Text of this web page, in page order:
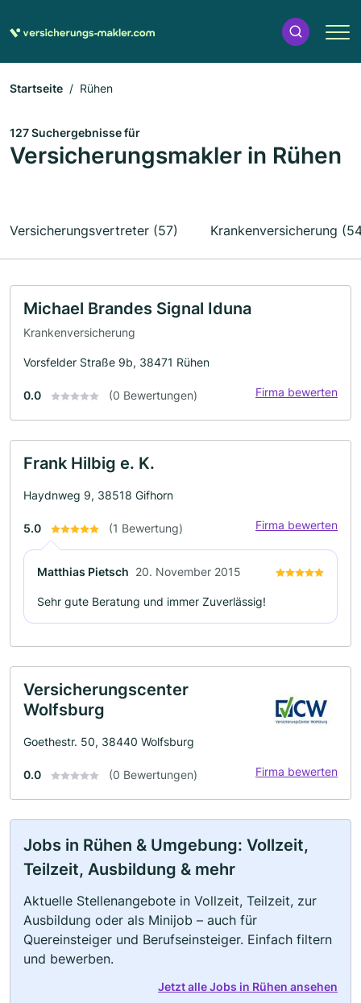
Startseite Rühen
127 Suchergebnisse für
Versicherungsmakler in Rühen
Versicherungsvertreter (57) Krankenversicherung
Michael Brandes Signal Iduna
Krankenversicherung
Vorsfelder Straße 9b, 38471 Rühen
0.0 (0 Bewertungen) Firma bewerten
Frank Hilbig e. K.
Haydnweg 9, 38518 Gifhorn
5.0 (1 Bewertung) Firma bewerten
Matthias Pietsch 20. November 2015
Sehr gute Beratung und immer Zuverlässig!
Versicherungscenter
Wolfsburg
Goethestr. 50, 38440 Wolfsburg
0.0 (0 Bewertungen) Firma bewerten
Jobs in Rühen & Umgebung: Vollzeit,
Teilzeit, Ausbildung & mehr
Aktuelle Stellenangebote in Vollzeit, Teilzeit, zur
Ausbildung oder als Minijob – auch für
Quereinsteiger und Berufseinsteiger. Einfach filtern
und bewerben.
Jetzt alle Jobs in Rühen ansehen